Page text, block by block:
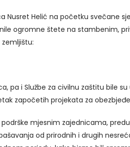
Nusret Helić na početku svečane
ogromne štete na stambenim,
pa i Službe za civilnu zaštitu bile
započetih projekata za
mjesnim zajednicama,
od prirodnih i drugih